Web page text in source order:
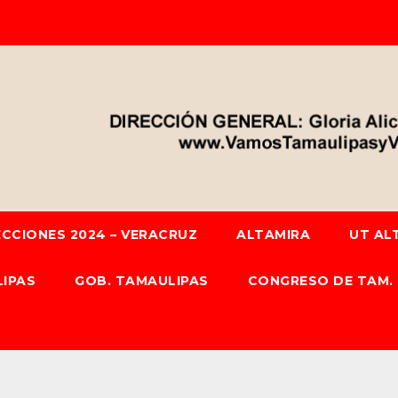
2024 – VERACRUZ ALTAMIRA UT
GOB. TAMAULIPAS CONGRESO DE TAM.